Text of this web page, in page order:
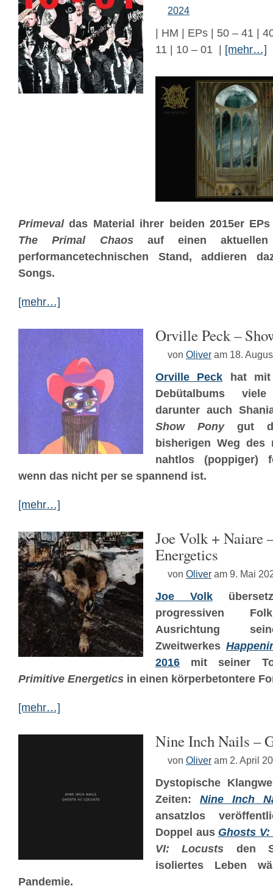
2024
| HM | EPs | 50 – 41 |
11 | 10 – 01 | [mehr…]
Primevaldas Material ihrer beiden 2015er
The Primal Chaosauf einen aktuellen
performancetechnischen Stand, addieren
Songs.
[mehr…]
Orville Peck –
von Oliver am 18.
Orville Peck hat mit
Debütalbums
darunter auch
Show Ponygut
bisherigen Weg des
nahtlos (poppiger)
wenn das nicht per se spannend ist.
[mehr…]
Joe Volk + Naiare
Energetics
von Oliver am 9. Mai
Joe Volk
progressiven
Ausrichtung
Zweitwerkes
2016 mit seiner
Primitive Energetics in einen körperbetontere
[mehr…]
Nine Inch Nails –
von Oliver am 2. April
Dystopische
Zeiten: Nine Inch
ansatzlos
Doppel aus Ghosts V:
VI: Locusts den
isoliertes Leben
Pandemie.